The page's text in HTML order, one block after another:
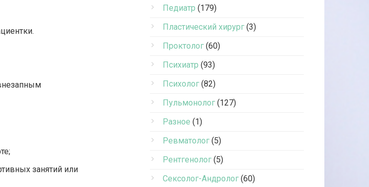
занятий или
Педиатр (179)
Пластический хирург (3)
Проктолог (60)
Психиатр (93)
Психолог (82)
Пульмонолог (127)
Разное (1)
Ревматолог (5)
Рентгенолог (5)
Сексолог-Андролог (60)